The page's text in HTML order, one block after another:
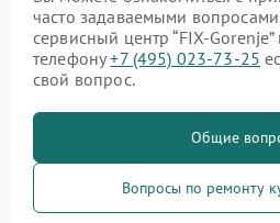
часто задаваемыми
сервисный центр “FIX-
телефону+7 (495) 023-73-25
свой вопрос.
Общие
Вопросы по ремонту